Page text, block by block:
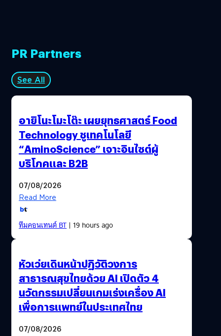
PR Partners
See All
อายิโนะโมะโต๊ะ เผยยุทธศาสตร์ Food
Technology ชูเทคโนโลยี
“AminoScience” เจาะอินไซต์ผู้
บริโภคและ B2B
07/08/2026
Read More
ทีมคอนเทนต์ BT| 19 hours ago
หัวเว่ยเดินหน้าปฏิวัติวงการ
สาธารณสุขไทยด้วย AI เปิดตัว 4
นวัตกรรมเปลี่ยนเกมเร่งเครื่อง AI
เพื่อการแพทย์ในประเทศไทย
07/08/2026